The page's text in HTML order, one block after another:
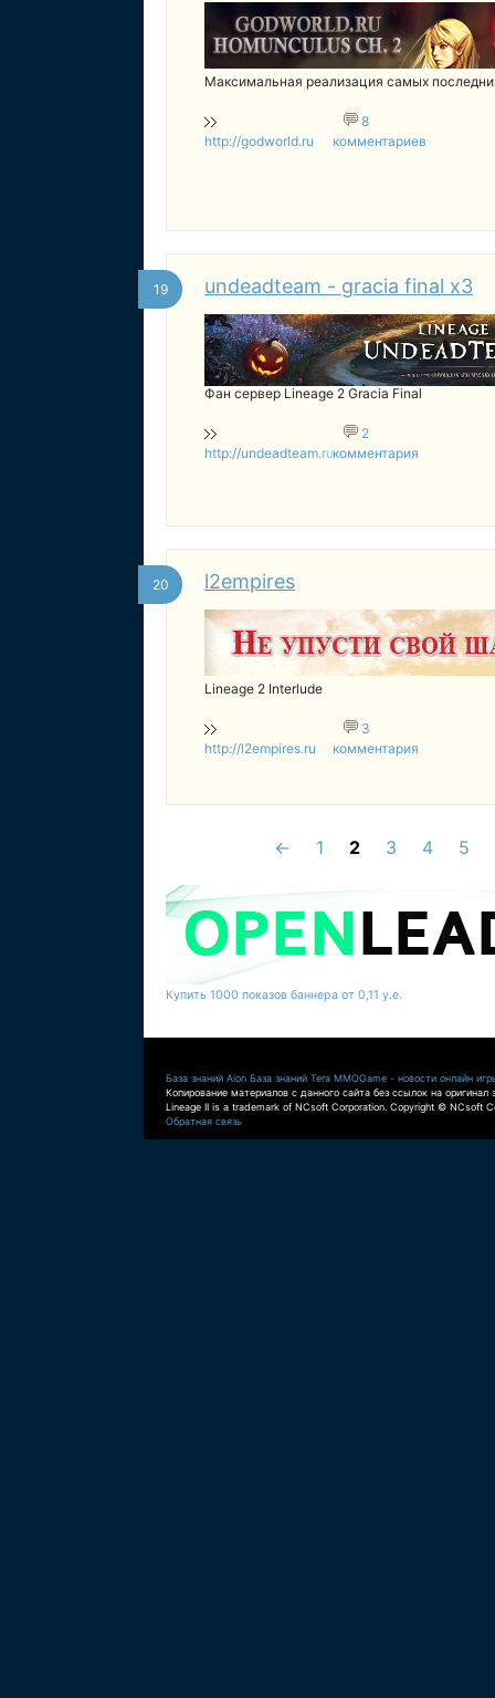
Максимальная реализация самых
http://godworld.ru
8
комментариев
19 undeadteam - gracia final x3
Фан сервер Lineage 2 Gracia Final
http://undeadteam.ru
2
комментария
20 l2empires
Lineage 2 Interlude
http://l2empires.ru
3
комментария
← 1 2 3 4 5
Купить 1000 показов баннера от 0,11 у.е.
База знаний Aion База знаний Tera MMOGame - новости онлайн
Копирование материалов с данного сайта без ссылок на оригинал
Lineage II is a trademark of NCsoft Corporation. Copyright © NCsoft
Обратная связь